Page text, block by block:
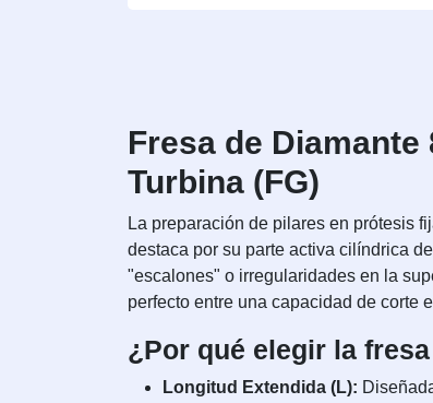
Fresa de
Turbina (FG)
La preparación de pilares en prótesis
destaca por su parte activa cilíndrica
"escalones" o irregularidades en la
perfecto entre una capacidad de corte
¿Por qué elegir la
Longitud Extendida (L):